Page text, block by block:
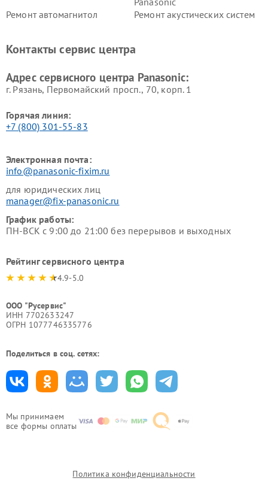
Мы принимаем
все формы оплаты
Ремонт автомагнитол
Ремонт акустических систем
панелей Panasonic
Контакты сервис центра
Адрес сервисного центра Panasonic:
г. Рязань, Первомайский просп., 70, корп. 1
Горячая линия:
+7 (800) 301-55-83
Электронная почта:
info@panasonic-fixim.ru
для юридических лиц
manager@fix-panasonic.ru
График работы:
ПН-ВСК с 9:00 до 21:00 без перерывов и выходных
Рейтинг сервисного центра
4.9-5.0
ООО "Русервис"
ИНН 7702633247
ОГРН 1077746335776
Поделиться в соц. сетях:
Политика конфиденциальности